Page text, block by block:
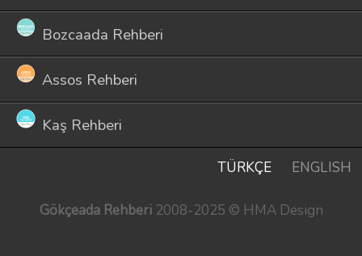
Bozcaada Rehberi
Assos Rehberi
Kaş Rehberi
TÜRKÇE ENGLISH
Gökçeada Rehberi2008-2025 © HMA Design